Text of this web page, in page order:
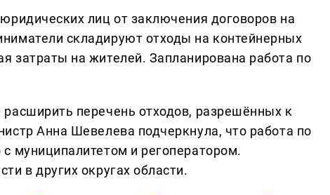
лиц от заключения договоров на
складируют отходы на контейнерных
затраты на жителей. Запланирована работа по
перечень отходов, разрешённых к
Анна Шевелева подчеркнула, что работа по
муниципалитетом и регоператором.
в других округах области.